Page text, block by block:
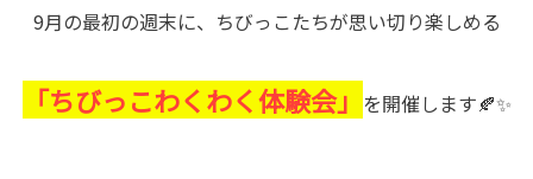
9月の最初の週末に、ちびっこたちが思い切り楽しめる
「ちびっこわくわく体験会」 を開催します🍂✨